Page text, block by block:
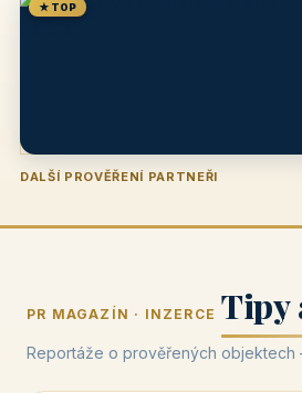
★ TOP
DALŠÍ PROVĚŘENÍ PARTNEŘI
Penzion U Zámku Pension Faber
PR MAGAZÍN · INZERCE Tipy
Reportáže o prověřených objektech